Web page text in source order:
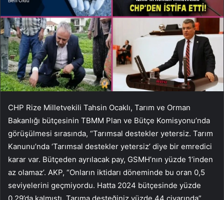
CHP Rize Milletvekili Tahsin Ocaklı, Tarım ve Orman
Bakanlığı bütçesinin TBMM Plan ve Bütçe Komisyonu’nda
görüşülmesi sırasında, “Tarımsal destekler yetersiz. Tarım
Kanunu’nda ‘Tarımsal destekler yetersiz’ diye bir emredici
karar var. Bütçeden ayrılacak pay, GSMH’nın yüzde 1’inden
az olamaz’. AKP, “Onların iktidarı döneminde bu oran 0,5
seviyelerini geçmiyordu. Hatta 2024 bütçesinde yüzde
0,29’da kalmıştı. Tarıma desteğiniz yüzde 44 civarında”